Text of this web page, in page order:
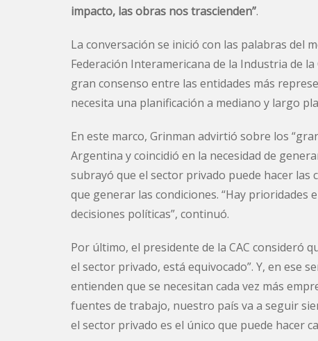
impacto, las obras nos trascienden”.
La conversación se inició con las palabras del
Federación Interamericana de la Industria de
gran consenso entre las entidades más
necesita una planificación a mediano y largo
En este marco, Grinman advirtió sobre los
Argentina y coincidió en la necesidad de
subrayó que el sector privado puede hacer las
que generar las condiciones. “Hay prioridades
decisiones políticas”, continuó.
Por último, el presidente de la CAC consideró
el sector privado, está equivocado”. Y, en ese
entienden que se necesitan cada vez más
fuentes de trabajo, nuestro país va a seguir
el sector privado es el único que puede hacer